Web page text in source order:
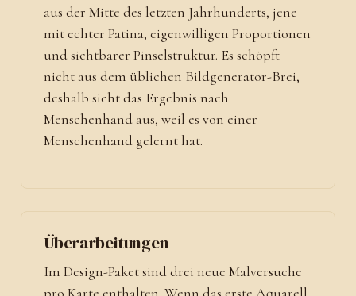
aus der Mitte des letzten Jahrhunderts, jene
mit echter Patina, eigenwilligen Proportionen
und sichtbarer Pinselstruktur. Es schöpft
nicht aus dem üblichen Bildgenerator-Brei,
deshalb sieht das Ergebnis nach
Menschenhand aus, weil es von einer
Menschenhand gelernt hat.
Überarbeitungen
Im Design-Paket sind drei neue Malversuche